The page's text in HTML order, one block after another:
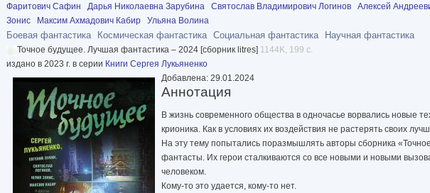
Фаритович Сафин
Дарья Николаевна Зарубина Святослав Владимирович Логинов Алексей
Зонис
Максим Ахмадович Кабир Ульяна Волина
Боевая фантастика Космическая фантастика Социальная фантастика Научная фантастика
Точное будущее. Лучшая фантастика – 2024 [сборник litres] 1144K, 199 с.
издано в 2023 г. в серии Книги Сергея Лукьяненко
Добавлена: 29.01.2024
Аннотация
В жизнь современного общества в одночасье ворвались новые
крионика. Как в условиях их воздействия не растерять своих
На эту тему попытались поразмышлять авторы сборника
фантасты. Их герои сталкиваются со все новыми и новыми
человеком.
Кому-то это удается, кому-то нет.